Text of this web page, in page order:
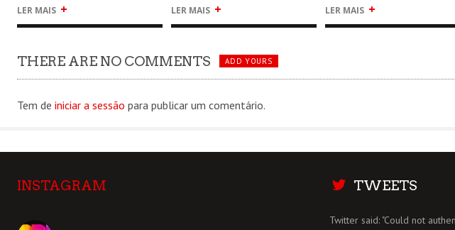
LER MAIS + LER MAIS + LER MAIS +
THERE ARE NO COMMENTS ADD YOURS
Tem de iniciar a sessão para publicar um comentário.
INSTAGRAM TWEETS
Twitter said: "Could not